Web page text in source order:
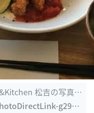
松吉の写真 -
g2985
。 バランスが良く、